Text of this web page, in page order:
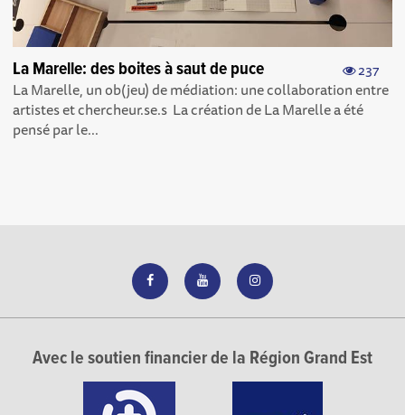
237
La Marelle: des boites à saut de puce
La Marelle, un ob(jeu) de médiation: une collaboration entre
artistes et chercheur.se.s La création de La Marelle a été
pensé par le...
Avec le soutien financier de la Région Grand Est